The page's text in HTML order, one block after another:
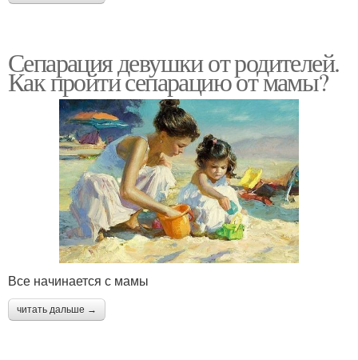
Сепарация девушки от родителей.
Как пройти сепарацию от мамы?
Все начинается с мамы
читать дальше →